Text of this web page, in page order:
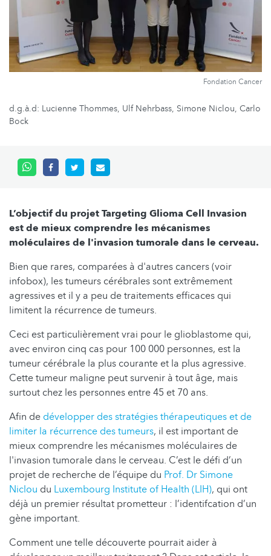
Fondation Cancer
d.g.à.d: Lucienne Thommes, Ulf Nehrbass, Simone Niclou, Carlo
Bock
L’objectif du projet Targeting Glioma Cell Invasion
est de mieux comprendre les mécanismes
moléculaires de l'invasion tumorale dans le cerveau.
Bien que rares, comparées à d'autres cancers (voir
infobox), les tumeurs cérébrales sont extrêmement
agressives et il y a peu de traitements efficaces qui
limitent la récurrence de tumeurs.
Ceci est particulièrement vrai pour le glioblastome qui,
avec environ cinq cas pour 100 000 personnes, est la
tumeur cérébrale la plus courante et la plus agressive.
Cette tumeur maligne peut survenir à tout âge, mais
surtout chez les personnes entre 45 et 70 ans.
Afin de développer des stratégies thérapeutiques et de
limiter la récurrence des tumeurs, il est important de
mieux comprendre les mécanismes moléculaires de
l'invasion tumorale dans le cerveau. C’est le défi d’un
projet de recherche de l’équipe du Prof. Dr Simone
Niclou du Luxembourg Institute of Health (LIH), qui ont
déjà un premier résultat prometteur : l’identifcation d’un
gène important.
Comment une telle découverte pourrait aider à